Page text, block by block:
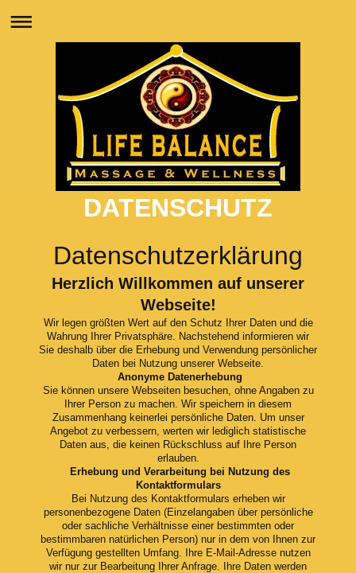
DATENSCHUTZ
Datenschutzerklärung
Herzlich Willkommen auf unserer
Webseite!
Wir legen größten Wert auf den Schutz Ihrer Daten und die
Wahrung Ihrer Privatsphäre. Nachstehend informieren wir
Sie deshalb über die Erhebung und Verwendung persönlicher
Daten bei Nutzung unserer Webseite.
Anonyme Datenerhebung
Sie können unsere Webseiten besuchen, ohne Angaben zu
Ihrer Person zu machen. Wir speichern in diesem
Zusammenhang keinerlei persönliche Daten. Um unser
Angebot zu verbessern, werten wir lediglich statistische
Daten aus, die keinen Rückschluss auf Ihre Person
erlauben.
Erhebung und Verarbeitung bei Nutzung des
Kontaktformulars
Bei Nutzung des Kontaktformulars erheben wir
personenbezogene Daten (Einzelangaben über persönliche
oder sachliche Verhältnisse einer bestimmten oder
bestimmbaren natürlichen Person) nur in dem von Ihnen zur
Verfügung gestellten Umfang. Ihre E-Mail-Adresse nutzen
wir nur zur Bearbeitung Ihrer Anfrage. Ihre Daten werden